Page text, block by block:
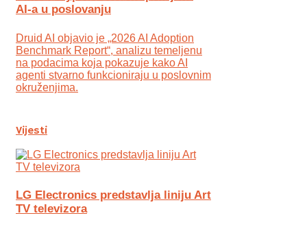
AI-a u poslovanju
Druid AI objavio je „2026 AI Adoption
Benchmark Report“, analizu temeljenu
na podacima koja pokazuje kako AI
agenti stvarno funkcioniraju u poslovnim
okruženjima.
Vijesti
LG Electronics predstavlja liniju Art
TV televizora